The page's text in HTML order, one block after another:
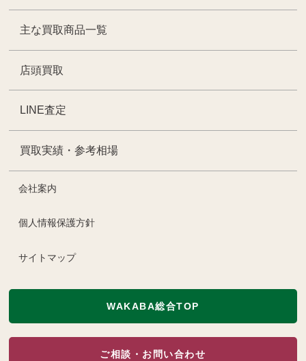
主な買取商品一覧
店頭買取
LINE査定
買取実績・参考相場
会社案内
個人情報保護方針
サイトマップ
WAKABA総合TOP
ご相談・お問い合わせ